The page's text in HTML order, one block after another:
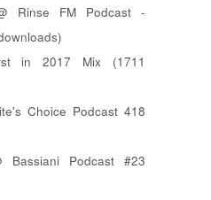
Rinse FM Podcast -
in 2017 Mix (1711
Choice Podcast 418
Bassiani Podcast #23